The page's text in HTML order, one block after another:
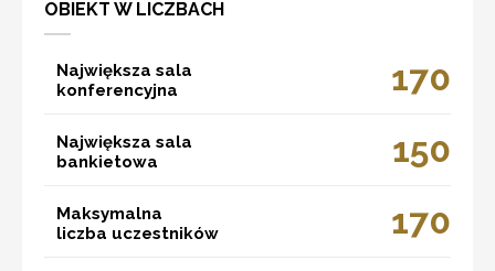
OBIEKT W LICZBACH
Największa sala
konferencyjna
170
Największa sala
bankietowa
150
Maksymalna
liczba uczestników
170